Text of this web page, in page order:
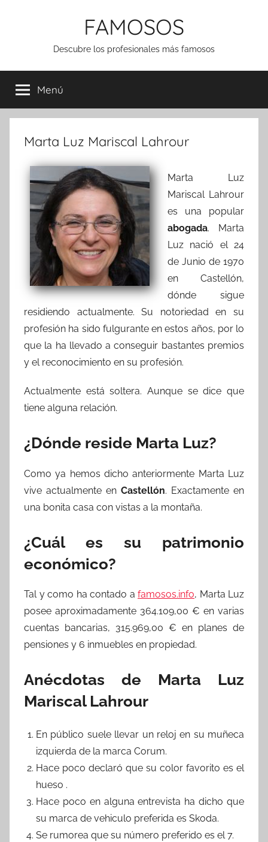
FAMOSOS
Descubre los profesionales más famosos
Menú
Marta Luz Mariscal Lahrour
Marta Luz
Mariscal Lahrour
es una popular
abogada. Marta
Luz nació el 24
de Junio de 1970
en Castellón,
dónde sigue
residiendo actualmente. Su notoriedad en su
profesión ha sido fulgurante en estos años, por lo
que la ha llevado a conseguir bastantes premios
y el reconocimiento en su profesión.
Actualmente está soltera. Aunque se dice que
tiene alguna relación.
¿Dónde reside Marta Luz?
Como ya hemos dicho anteriormente Marta Luz
vive actualmente en Castellón. Exactamente en
una bonita casa con vistas a la montaña.
¿Cuál es su patrimonio
económico?
Tal y como ha contado a famosos.info, Marta Luz
posee aproximadamente 364.109,00 € en varias
cuentas bancarias, 315.969,00 € en planes de
pensiones y 6 inmuebles en propiedad.
Anécdotas de Marta Luz
Mariscal Lahrour
En público suele llevar un reloj en su muñeca
izquierda de la marca Corum.
Hace poco declaró que su color favorito es el
hueso .
Hace poco en alguna entrevista ha dicho que
su marca de vehiculo preferida es Skoda.
Se rumorea que su número preferido es el 7.